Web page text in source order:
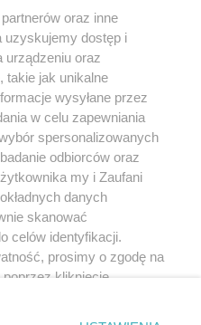
nie może być powielany i
w jakikolwiek sposób (w
na jakimkolwiek polu
z umieszczaniem w Internecie
użycie lub
części z naruszeniem prawa, tzn.
groźbą kary i może być ścigane
oraz inne
uzyskujemy dostęp i
urządzeniu oraz
takie jak unikalne
wysyłane przez
w celu zapewniania
spersonalizowanych
odbiorców oraz
my i Zaufani
danych
skanować
celów identyfikacji.
prosimy o zgodę na
kliknięcie
ustawień prywatności